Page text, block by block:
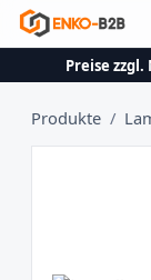
Preise zzgl.
Produkte /